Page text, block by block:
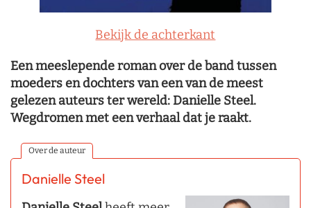
Bekijk de achterkant
Een meeslepende roman over de band tussen
moeders en dochters van een van de meest
gelezen auteurs ter wereld: Danielle Steel.
Wegdromen met een verhaal dat je raakt.
Over de auteur
Danielle Steel